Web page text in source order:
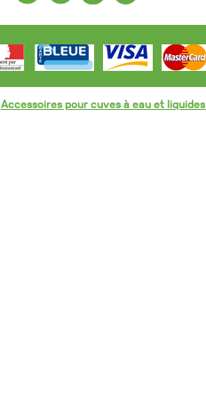
Accessoires pour cuves à eau et